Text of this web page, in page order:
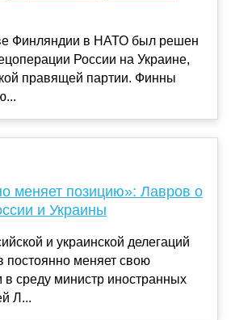
Финляндии в НАТО был решен
России на Украине,
правящей партии. Финны
меняет позицию»: Лавров о
и Украины
и украинской делегаций
постоянно меняет свою
среду министр иностранных
Л...